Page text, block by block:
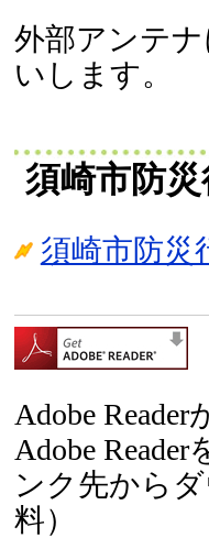
外部アンテ
いします。
須崎市防
須崎市防災
Adobe Reader
Adobe
ンク先から
料）